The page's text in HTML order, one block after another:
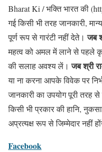
Bharat Ki / भक्ति भारत की
गई किसी भी तरह जानकारी,
पूर्ण रूप से गारंटी नहीं देते।जब
महत्व को अमल में लाने से पहले
की सलाह अवश्य लें।जब श्री
या ना करना आपके विवेक पर
जानकारी का उपयोग पूरी तरह से
किसी भी प्रकार की हानि,
अप्रत्यक्ष रूप से जिम्मेदार नहीं
Facebook